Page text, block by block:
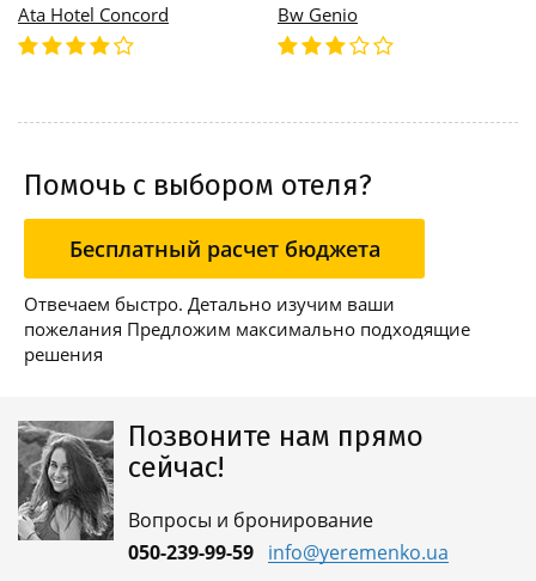
Ata Hotel Concord Bw Genio
Помочь с выбором отеля?
Бесплатный расчет бюджета
Отвечаем быстро. Детально изучим ваши
пожелания Предложим максимально подходящие
решения
Позвоните нам прямо
сейчас!
Вопросы и бронирование
050-239-99-59 info@yeremenko.ua